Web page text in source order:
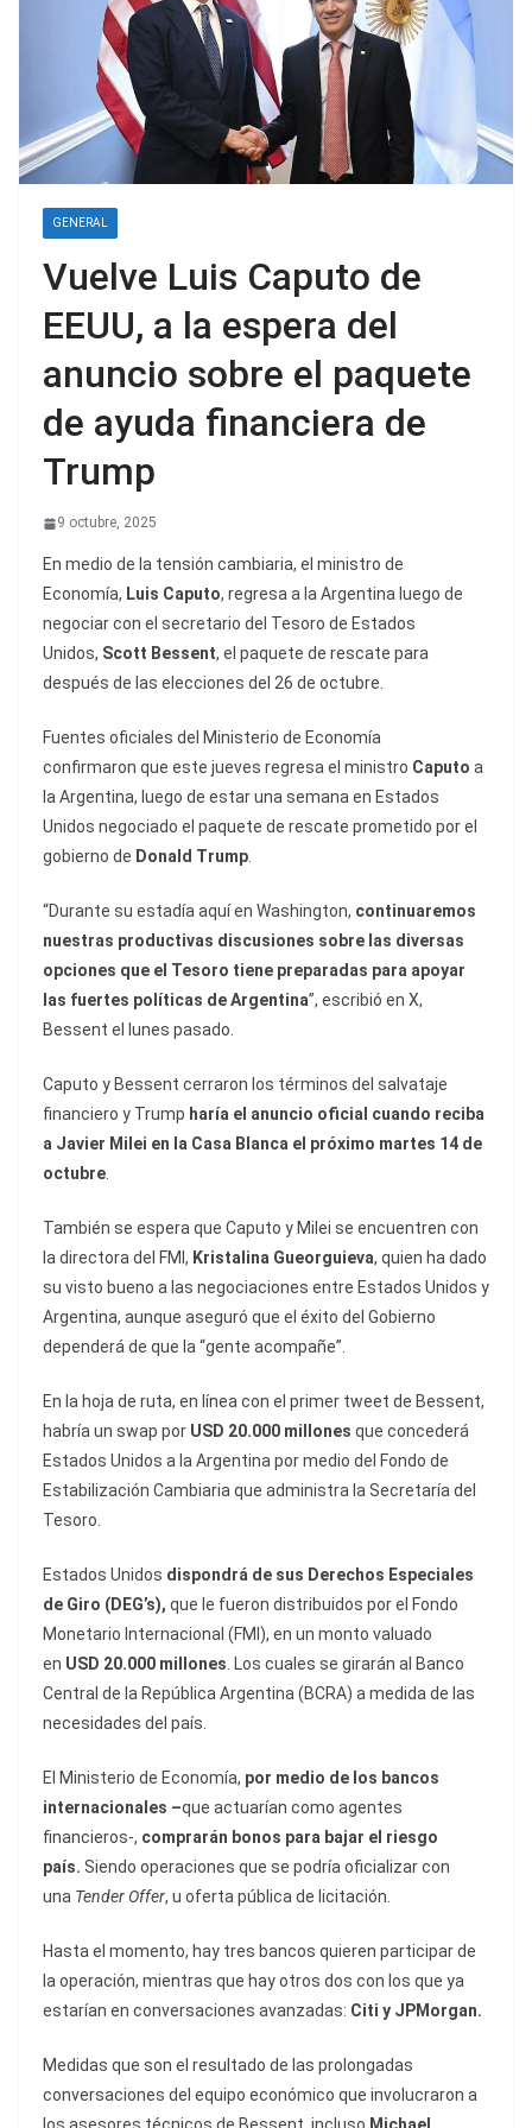
GENERAL
Vuelve Luis Caputo de
EEUU, a la espera del
anuncio sobre el paquete
de ayuda financiera de
Trump
9 octubre, 2025
En medio de la tensión cambiaria, el ministro de
Economía, Luis Caputo, regresa a la Argentina luego de
negociar con el secretario del Tesoro de Estados
Unidos, Scott Bessent, el paquete de rescate para
después de las elecciones del 26 de octubre.
Fuentes oficiales del Ministerio de Economía
confirmaron que este jueves regresa el ministro Caputo a
la Argentina, luego de estar una semana en Estados
Unidos negociado el paquete de rescate prometido por el
gobierno de Donald Trump.
“Durante su estadía aquí en Washington, continuaremos
nuestras productivas discusiones sobre las diversas
opciones que el Tesoro tiene preparadas para apoyar
las fuertes políticas de Argentina”, escribió en X,
Bessent el lunes pasado.
Caputo y Bessent cerraron los términos del salvataje
financiero y Trump haría el anuncio oficial cuando reciba
a Javier Milei en la Casa Blanca el próximo martes 14 de
octubre.
También se espera que Caputo y Milei se encuentren con
la directora del FMI, Kristalina Gueorguieva, quien ha dado
su visto bueno a las negociaciones entre Estados Unidos y
Argentina, aunque aseguró que el éxito del Gobierno
dependerá de que la “gente acompañe”.
En la hoja de ruta, en línea con el primer tweet de Bessent,
habría un swap por USD 20.000 millones que concederá
Estados Unidos a la Argentina por medio del Fondo de
Estabilización Cambiaria que administra la Secretaría del
Tesoro.
Estados Unidos dispondrá de sus Derechos Especiales
de Giro (DEG’s), que le fueron distribuidos por el Fondo
Monetario Internacional (FMI), en un monto valuado
en USD 20.000 millones. Los cuales se girarán al Banco
Central de la República Argentina (BCRA) a medida de las
necesidades del país.
El Ministerio de Economía, por medio de los bancos
internacionales –que actuarían como agentes
financieros-, comprarán bonos para bajar el riesgo
país. Siendo operaciones que se podría oficializar con
una Tender Offer, u oferta pública de licitación.
Hasta el momento, hay tres bancos quieren participar de
la operación, mientras que hay otros dos con los que ya
estarían en conversaciones avanzadas: Citi y JPMorgan.
Medidas que son el resultado de las prolongadas
conversaciones del equipo económico que involucraron a